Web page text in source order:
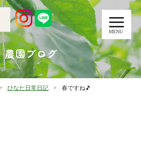
MENU
農園ブログ
ひなた日常日記 春ですね🎵